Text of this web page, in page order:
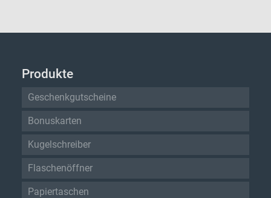
Produkte
Geschenkgutscheine
Bonuskarten
Kugelschreiber
Flaschenöffner
Papiertaschen